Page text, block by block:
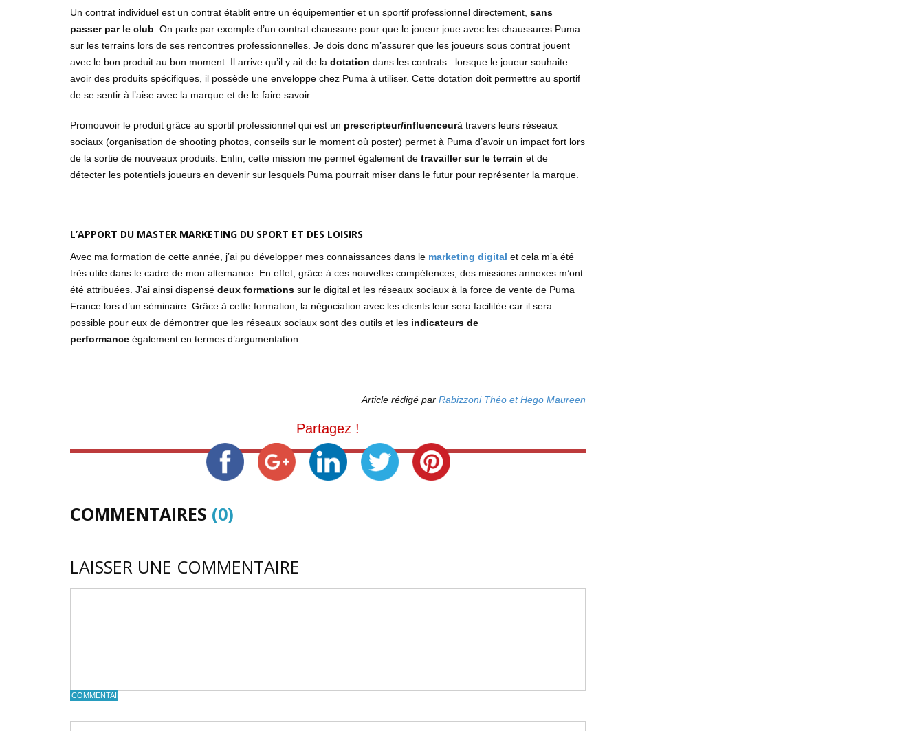
Un contrat individuel est un contrat établit entre un équipementier et un sportif professionnel directement, sans
passer par le club. On parle par exemple d’un contrat chaussure pour que le joueur joue avec les chaussures Puma
sur les terrains lors de ses rencontres professionnelles. Je dois donc m’assurer que les joueurs sous contrat jouent
avec le bon produit au bon moment. Il arrive qu’il y ait de la dotation dans les contrats : lorsque le joueur souhaite
avoir des produits spécifiques, il possède une enveloppe chez Puma à utiliser. Cette dotation doit permettre au sportif
de se sentir à l’aise avec la marque et de le faire savoir.
Promouvoir le produit grâce au sportif professionnel qui est un prescripteur/influenceurà travers leurs réseaux
sociaux (organisation de shooting photos, conseils sur le moment où poster) permet à Puma d’avoir un impact fort lors
de la sortie de nouveaux produits. Enfin, cette mission me permet également de travailler sur le terrain et de
détecter les potentiels joueurs en devenir sur lesquels Puma pourrait miser dans le futur pour représenter la marque.
L’APPORT DU MASTER MARKETING DU SPORT ET DES LOISIRS
Avec ma formation de cette année, j’ai pu développer mes connaissances dans le marketing digital et cela m’a été
très utile dans le cadre de mon alternance. En effet, grâce à ces nouvelles compétences, des missions annexes m’ont
été attribuées. J’ai ainsi dispensé deux formations sur le digital et les réseaux sociaux à la force de vente de Puma
France lors d’un séminaire. Grâce à cette formation, la négociation avec les clients leur sera facilitée car il sera
possible pour eux de démontrer que les réseaux sociaux sont des outils et les indicateurs de
performance également en termes d’argumentation.
Article rédigé par Rabizzoni Théo et Hego Maureen
Partagez !
COMMENTAIRES (0)
LAISSER UNE COMMENTAIRE
COMMENTAIRE